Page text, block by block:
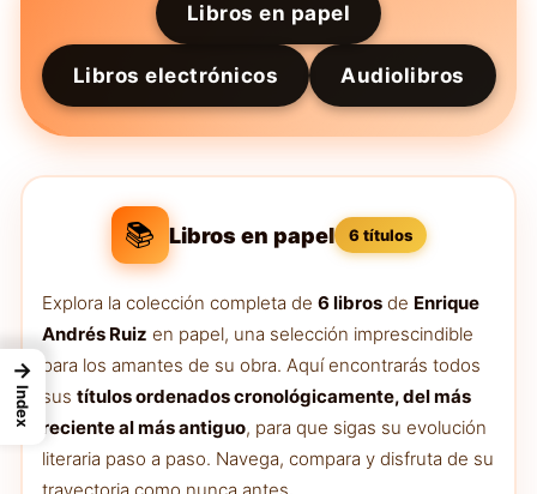
Libros en papel
Libros electrónicos Audiolibros
📚 Libros en papel 6 títulos
Explora la colección completa de 6 libros de Enrique
Andrés Ruiz en papel, una selección imprescindible
para los amantes de su obra. Aquí encontrarás todos
sus títulos ordenados cronológicamente, del más
reciente al más antiguo, para que sigas su evolución
literaria paso a paso. Navega, compara y disfruta de su
→
Index